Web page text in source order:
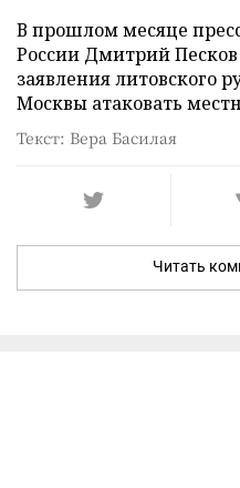
В прошлом месяце
России Дмитрий Песков
заявления литовского
Москвы атаковать
Текст: Вера Басилая
Читать